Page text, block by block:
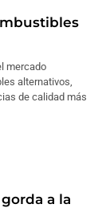
mercado
alternativos,
de calidad más
a la